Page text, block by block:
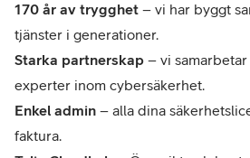
170 år av trygghet – vi har byggt
tjänster i generationer.
Starka partnerskap – vi
experter inom cybersäkerhet.
Enkel admin – alla dina
faktura.